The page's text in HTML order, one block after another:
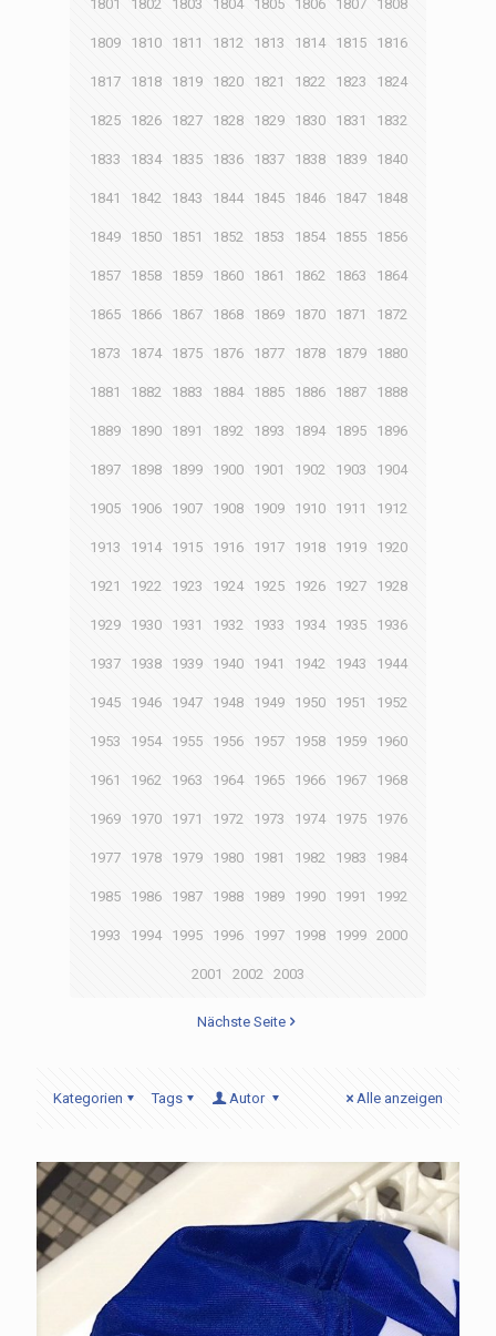
1801 1802 1803 1804 1805 1806 1807 1808
1809 1810 1811 1812 1813 1814 1815 1816
1817 1818 1819 1820 1821 1822 1823 1824
1825 1826 1827 1828 1829 1830 1831 1832
1833 1834 1835 1836 1837 1838 1839 1840
1841 1842 1843 1844 1845 1846 1847 1848
1849 1850 1851 1852 1853 1854 1855 1856
1857 1858 1859 1860 1861 1862 1863 1864
1865 1866 1867 1868 1869 1870 1871 1872
1873 1874 1875 1876 1877 1878 1879 1880
1881 1882 1883 1884 1885 1886 1887 1888
1889 1890 1891 1892 1893 1894 1895 1896
1897 1898 1899 1900 1901 1902 1903 1904
1905 1906 1907 1908 1909 1910 1911 1912
1913 1914 1915 1916 1917 1918 1919 1920
1921 1922 1923 1924 1925 1926 1927 1928
1929 1930 1931 1932 1933 1934 1935 1936
1937 1938 1939 1940 1941 1942 1943 1944
1945 1946 1947 1948 1949 1950 1951 1952
1953 1954 1955 1956 1957 1958 1959 1960
1961 1962 1963 1964 1965 1966 1967 1968
1969 1970 1971 1972 1973 1974 1975 1976
1977 1978 1979 1980 1981 1982 1983 1984
1985 1986 1987 1988 1989 1990 1991 1992
1993 1994 1995 1996 1997 1998 1999 2000
2001 2002 2003
Nächste Seite
Kategorien Tags Autor Alle anzeigen